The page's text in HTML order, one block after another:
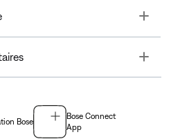
Toggle
Toggle
Bose
Bose Connect
App